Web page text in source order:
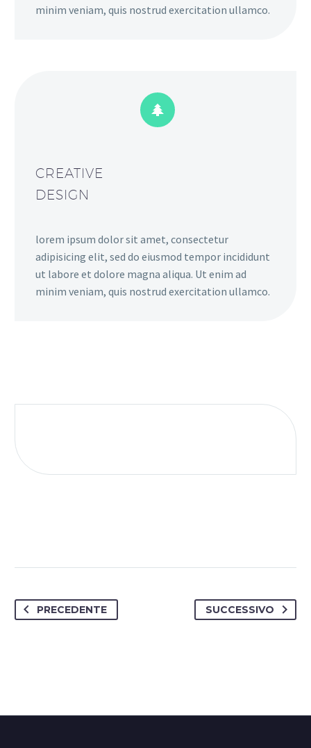
minim veniam, quis nostrud exercitation ullamco.


CREATIVE
DESIGN
lorem ipsum dolor sit amet, consectetur
adipisicing elit, sed do eiusmod tempor incididunt
ut labore et dolore magna aliqua. Ut enim ad
minim veniam, quis nostrud exercitation ullamco.
PRECEDENTE SUCCESSIVO